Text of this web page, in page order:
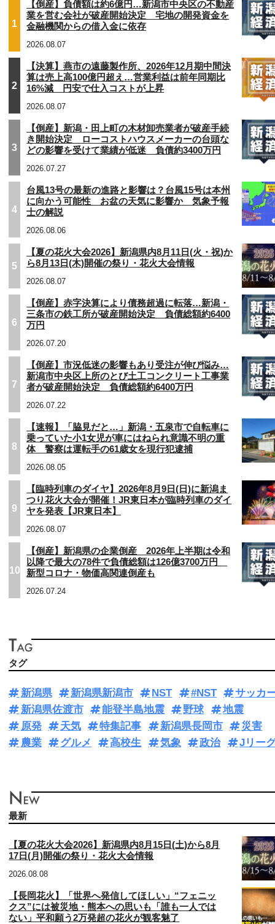
1
【倒産】負債額は約6億円…新潟市中央区の不動産
業を営む会社が破産開始決定 宅地の開発資金を
金融機関からの借入金に依存
2026.08.07
2
【決算】燕市の遠藤製作所、2026年12月期中間決
算は売上高100億円超え…営業利益は前年同期比
16%減 円安で仕入コストが上昇
2026.08.07
3
【倒産】新潟・田上町の木材卸売業者が破産手続
き開始決定 ローコストハウスメーカーの台頭な
どの影響を受けて業績が低迷 負債約3400万円
2026.07.27
4
台風13号の最新の進路と影響は？台風15号は本州
に向かう可能性 お盆の天気に影響か 気象予報
士の解説
2026.08.06
5
【夏の花火大会2026】新潟県内8月11日(火・祝)か
ら8月13日(木)開催の祭り・花火大会情報
2026.08.07
6
【倒産】赤字決算により債務超過に転落…新潟・
三条市の鉄工所が破産開始決定 負債総額約6400
万円
2026.07.20
7
【倒産】市況低迷の影響もあり受注が伸び悩み…
新潟市中央区上所のとび土工コンクリート工事業
者が破産開始決定 負債総額約6400万円
2026.07.22
8
【速報】「脇見だと…」新潟・五泉市で自転車に
乗っていた小1女児が車にはねられ意識不明の重
体 警察は運転手の61歳女を現行犯逮捕
2026.08.05
9
【臨時列車のダイヤ】2026年8月9日(日)に新潟ま
つり花火大会が開催！JR東日本が臨時列車のダイ
ヤを発表【JR東日本】
2026.08.07
10
【倒産】新潟県の企業倒産 2026年上半期は令和
以降で最大の78件で負債総額は126億3700万円
新型コロナ・物価高関連倒産も
2026.07.24
タグ
新潟県 新潟県新潟市 NST #NST
サッカ
新潟県佐渡市
能登半島地震 野球
地震
原発
天気 特集記事 新潟県長岡市
災害
農業
グルメ 高校生 気象 政治 Jリー
最新
【夏の花火大会2026】新潟県内8月15日(土)から8月
17日(月)開催の祭り・花火大会情報
2026.08.08
【長岡花火】「世界へ発信してほしい」“フェニッ
クス”には被災地・熊本への思いも「誰も一人では
ない」平和願う2万発超の花火が観客魅了